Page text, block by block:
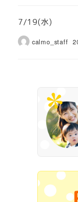
7/19(水)
calmo_staff